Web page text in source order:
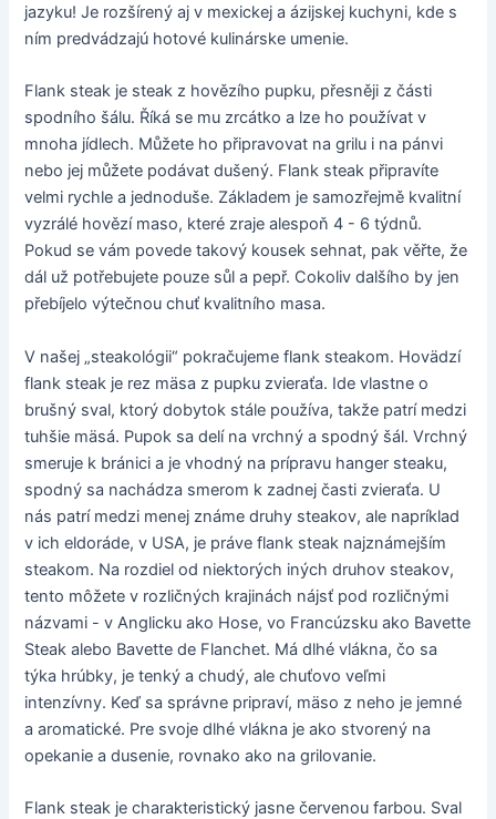
jazyku! Je rozšírený aj v mexickej a ázijskej kuchyni, kde s
ním predvádzajú hotové kulinárske umenie.
Flank steak je steak z hovězího pupku, přesněji z části
spodního šálu. Říká se mu zrcátko a lze ho používat v
mnoha jídlech. Můžete ho připravovat na grilu i na pánvi
nebo jej můžete podávat dušený. Flank steak připravíte
velmi rychle a jednoduše. Základem je samozřejmě kvalitní
vyzrálé hovězí maso, které zraje alespoň 4 - 6 týdnů.
Pokud se vám povede takový kousek sehnat, pak věřte, že
dál už potřebujete pouze sůl a pepř. Cokoliv dalšího by jen
přebíjelo výtečnou chuť kvalitního masa.
V našej „steakológii“ pokračujeme flank steakom. Hovädzí
flank steak je rez mäsa z pupku zvieraťa. Ide vlastne o
brušný sval, ktorý dobytok stále používa, takže patrí medzi
tuhšie mäsá. Pupok sa delí na vrchný a spodný šál. Vrchný
smeruje k bránici a je vhodný na prípravu hanger steaku,
spodný sa nachádza smerom k zadnej časti zvieraťa. U
nás patrí medzi menej známe druhy steakov, ale napríklad
v ich eldoráde, v USA, je práve flank steak najznámejším
steakom. Na rozdiel od niektorých iných druhov steakov,
tento môžete v rozličných krajinách nájsť pod rozličnými
názvami - v Anglicku ako Hose, vo Francúzsku ako Bavette
Steak alebo Bavette de Flanchet. Má dlhé vlákna, čo sa
týka hrúbky, je tenký a chudý, ale chuťovo veľmi
intenzívny. Keď sa správne pripraví, mäso z neho je jemné
a aromatické. Pre svoje dlhé vlákna je ako stvorený na
opekanie a dusenie, rovnako ako na grilovanie.
Flank steak je charakteristický jasne červenou farbou. Sval